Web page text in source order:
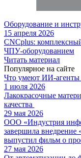
Оборудование и
15 апреля 2026
CNCplus:
ЧПУ-оборудованием
Читать материал
Популярное на сайте
Что умеют ИИ-
1 июля 2026
Лакокрасочные
качества
29 мая 2026
ООО «Индустрия
завершила
выпустил фильм о
27 мая 2026